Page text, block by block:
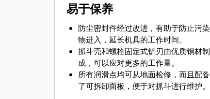
易于保养
防尘密封件经过改进，有助于防止污染
物进入，延长机具的工作时间。
抓斗壳和螺栓固定式铲刃由优质钢材制
成，可以应对更多的工作量。
所有润滑点均可从地面检修，而且配备
了可拆卸面板，便于对抓斗进行维护。